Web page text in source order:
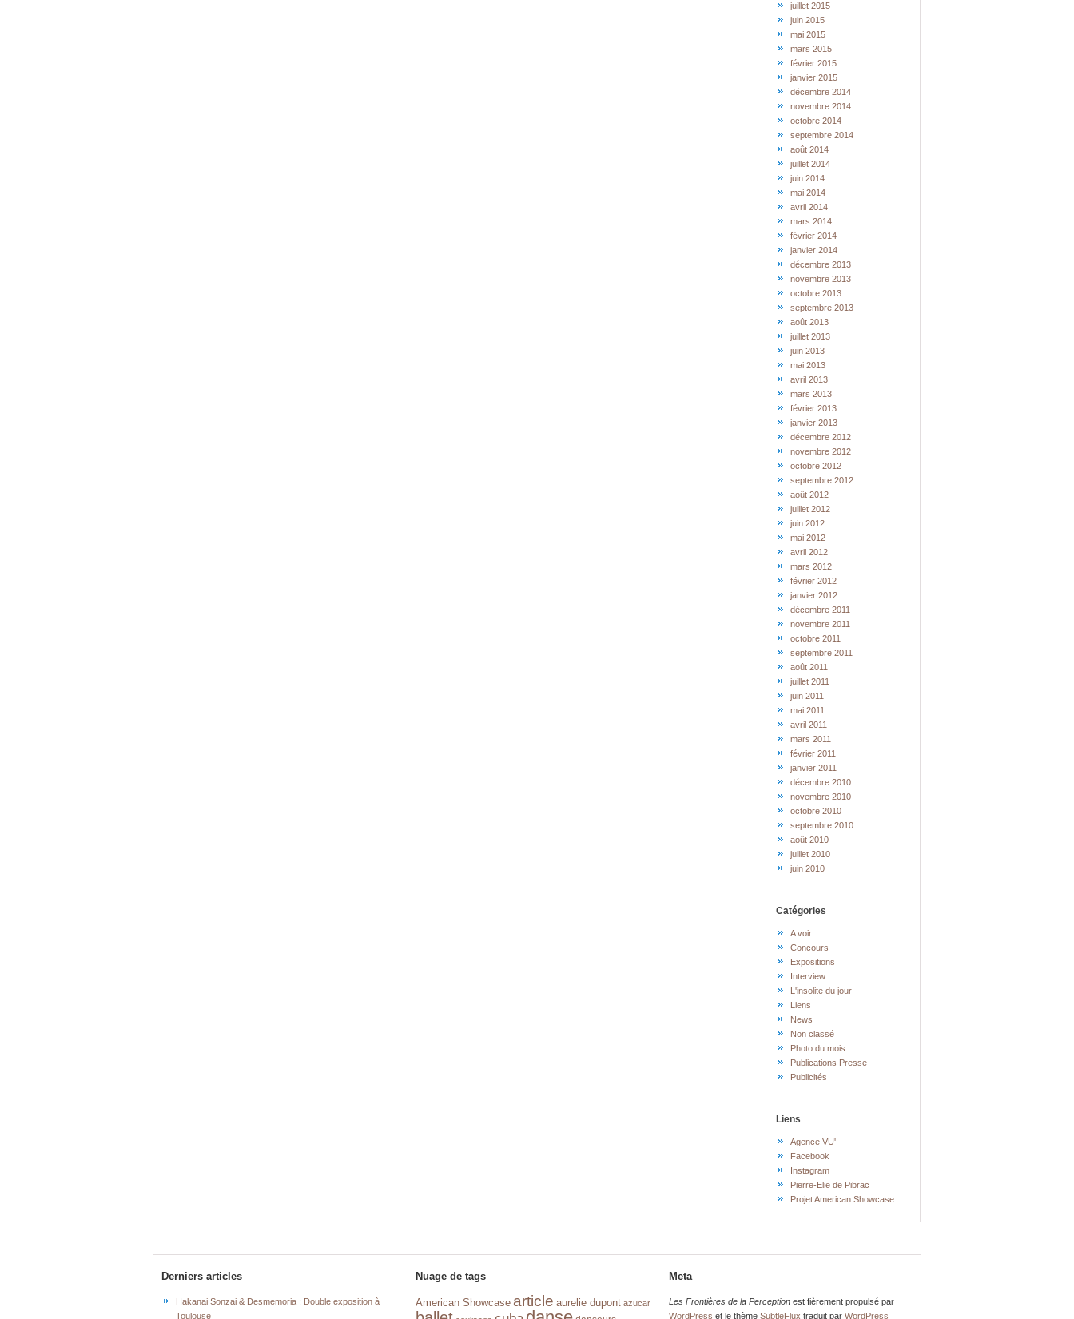
juillet 2015
juin 2015
mai 2015
mars 2015
février 2015
janvier 2015
décembre 2014
novembre 2014
octobre 2014
septembre 2014
août 2014
juillet 2014
juin 2014
mai 2014
avril 2014
mars 2014
février 2014
janvier 2014
décembre 2013
novembre 2013
octobre 2013
septembre 2013
août 2013
juillet 2013
juin 2013
mai 2013
avril 2013
mars 2013
février 2013
janvier 2013
décembre 2012
novembre 2012
octobre 2012
septembre 2012
août 2012
juillet 2012
juin 2012
mai 2012
avril 2012
mars 2012
février 2012
janvier 2012
décembre 2011
novembre 2011
octobre 2011
septembre 2011
août 2011
juillet 2011
juin 2011
mai 2011
avril 2011
mars 2011
février 2011
janvier 2011
décembre 2010
novembre 2010
octobre 2010
septembre 2010
août 2010
juillet 2010
juin 2010
Catégories
A voir
Concours
Expositions
Interview
L'insolite du jour
Liens
News
Non classé
Photo du mois
Publications Presse
Publicités
Liens
Agence VU'
Facebook
Instagram
Pierre-Elie de Pibrac
Projet American Showcase
Derniers articles
Hakanai Sonzai & Desmemoria : Double exposition à
Toulouse
Nuage de tags
American Showcase article aurelie dupont azucar
Meta
Les Frontières de la Perception est fièrement propulsé par
WordPress et le thèmeSubtleFlux traduit parWordPress